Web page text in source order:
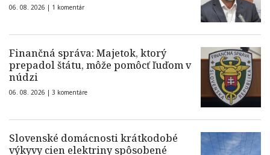
06. 08. 2026 | 1 komentár
Finančná správa: Majetok, ktorý
prepadol štátu, môže pomôcť ľuďom v
núdzi
06. 08. 2026 | 3 komentáre
Slovenské domácnosti krátkodobé
výkyvy cien elektriny spôsobené